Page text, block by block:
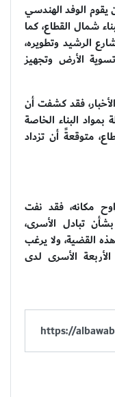
يقوم الوفد الهندسي
شمال القطاع، كما
الرشيد وتطويره،
الأرض وتجهيز
فقد كشفت أن
البناء الخاصة
متوقعةً أن تزداد
مكانه، فقد نفت
تبادل الأسرى،
القضية، ولا يرغب
الأسرى لدى